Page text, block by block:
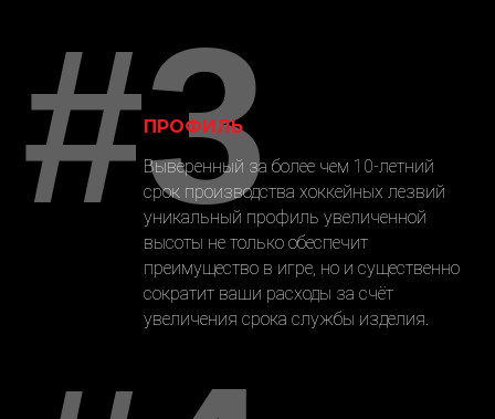
ПРОФИЛЬ
Выверенный за более чем 10-летний
срок производства хоккейных лезвий
уникальный профиль увеличенной
высоты не только обеспечит
преимущество в игре, но и существенно
сократит ваши расходы за счёт
увеличения срока службы изделия.
#3